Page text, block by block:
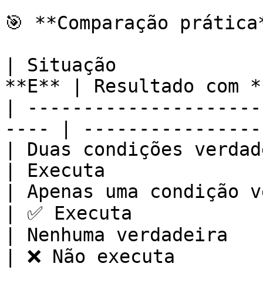
🎯 **Comparação
| Situação
**E** | Resultado com
|
---- |
| Duas condições
| Executa
| Apenas uma condição
| ✅ Executa
| Nenhuma
| ❌ Não executa